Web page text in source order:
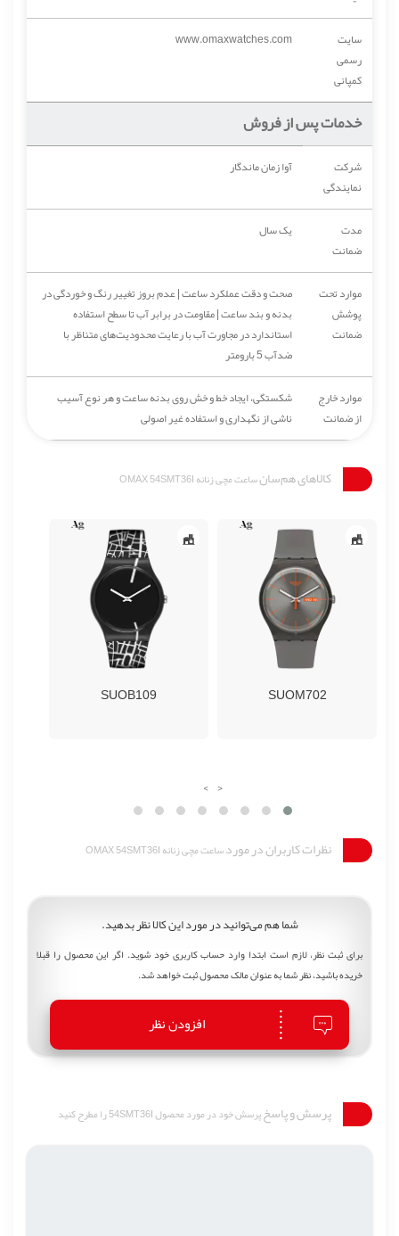
سایت
رسمی
کمپانی
www.omaxwatches.com
خدمات پس از فروش
شرکت
نمایندگی
آوا زمان ماندگار
مدت
ضمانت
یک سال
موارد تحت
پوشش
ضمانت
صحت و دقت عملکرد ساعت | عدم بروز تغییر رنگ و خوردگی در
بدنه و بند ساعت | مقاومت در برابر آب تا سطح استفاده
استاندارد در مجاورت آب با رعایت محدودیت‌های متناظر با
ضدآب 5 بارومتر
موارد خارج
از ضمانت
شکستگی، ایجاد خط و خش روی بدنه ساعت و هر نوع آسیب
ناشی از نگهداری و استفاده غیر اصولی
کالاهای هم‌سانساعت مچی زنانه OMAX 54SMT36I
SUOM702
SUOB109
‹
›
نظرات کاربران در موردساعت مچی زنانه OMAX 54SMT36I
شما هم می‌توانید در مورد این کالا نظر بدهید.
برای ثبت نظر، لازم است ابتدا وارد حساب کاربری خود شوید. اگر این محصول را قبلا
خریده باشید، نظر شما به عنوان مالک محصول ثبت خواهد شد.
افزودن نظر
پرسش و پاسخپرسش خود در مورد محصول 54SMT36I را مطرح کنید